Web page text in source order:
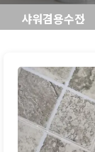
샤워겸용수전